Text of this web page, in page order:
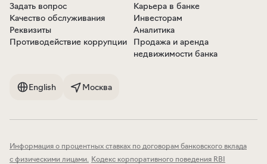
Задать вопрос
Качество обслуживания
Реквизиты
Противодействие коррупции
Карьера в банке
Инвесторам
Аналитика
Продажа и аренда
недвижимости банка
English Москва
Информация о процентных ставках по договорам банковского вклада
с физическими лицами. Кодекс корпоративного поведения RBI